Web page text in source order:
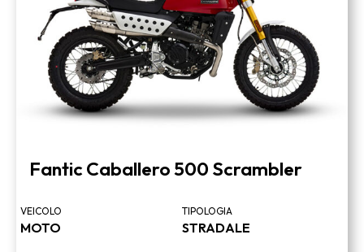
Fantic Caballero 500 Scrambler
VEICOLO
MOTO
TIPOLOGIA
STRADALE